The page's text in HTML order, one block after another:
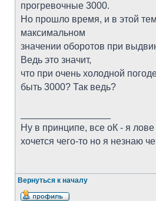
прогревочные 3000.
Но прошло время, и в этой
максимальном
значении оборотов при
Ведь это значит,
что при очень холодной
быть 3000? Так ведь?
Ну в принципе, все оК - я лове
хочется чего-то но я незнаю
Вернуться к началу